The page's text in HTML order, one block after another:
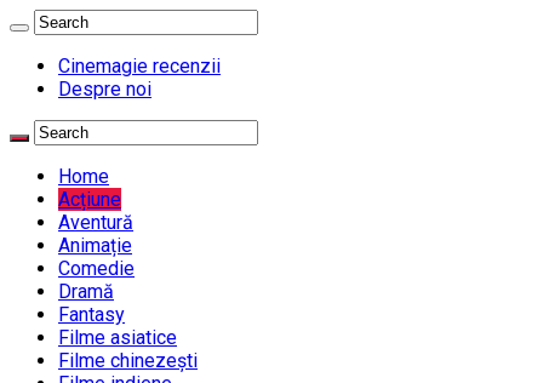
Cinemagie recenzii
Despre noi
Home
Acțiune
Aventură
Animație
Comedie
Dramă
Fantasy
Filme asiatice
Filme chinezești